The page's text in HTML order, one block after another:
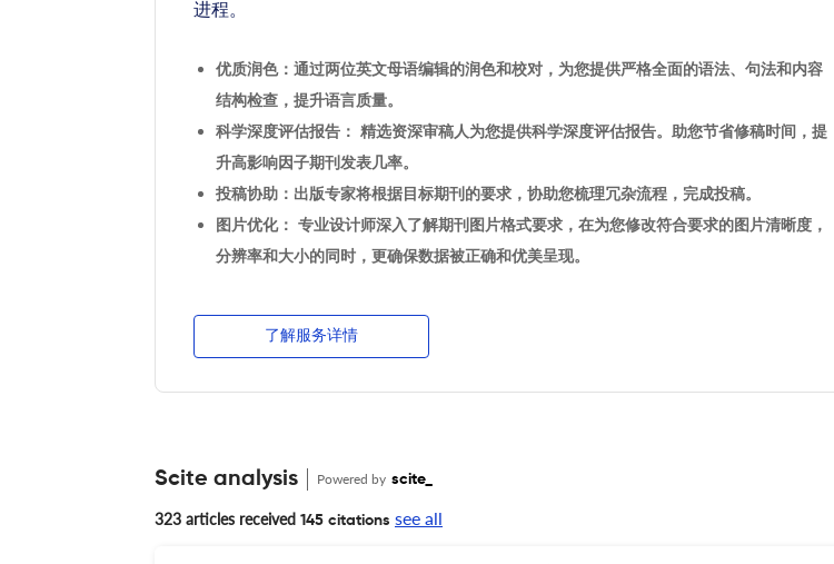
进程。
优质润色：通过两位英文母语编辑的润色和校对，为您提供严格全面的语法、句法和内容
结构检查，提升语言质量。
科学深度评估报告： 精选资深审稿人为您提供科学深度评估报告。助您节省修稿时间，提
升高影响因子期刊发表几率。
投稿协助：出版专家将根据目标期刊的要求，协助您梳理冗杂流程，完成投稿。
图片优化： 专业设计师深入了解期刊图片格式要求，在为您修改符合要求的图片清晰度，
分辨率和大小的同时，更确保数据被正确和优美呈现。
了解服务详情
Scite analysis Powered by scite_
323 articles received 145 citations see all